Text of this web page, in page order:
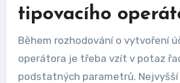
tipovacího
Během rozhodování o vytvoření
operátora je třeba vzít v potaz
podstatných parametrů.